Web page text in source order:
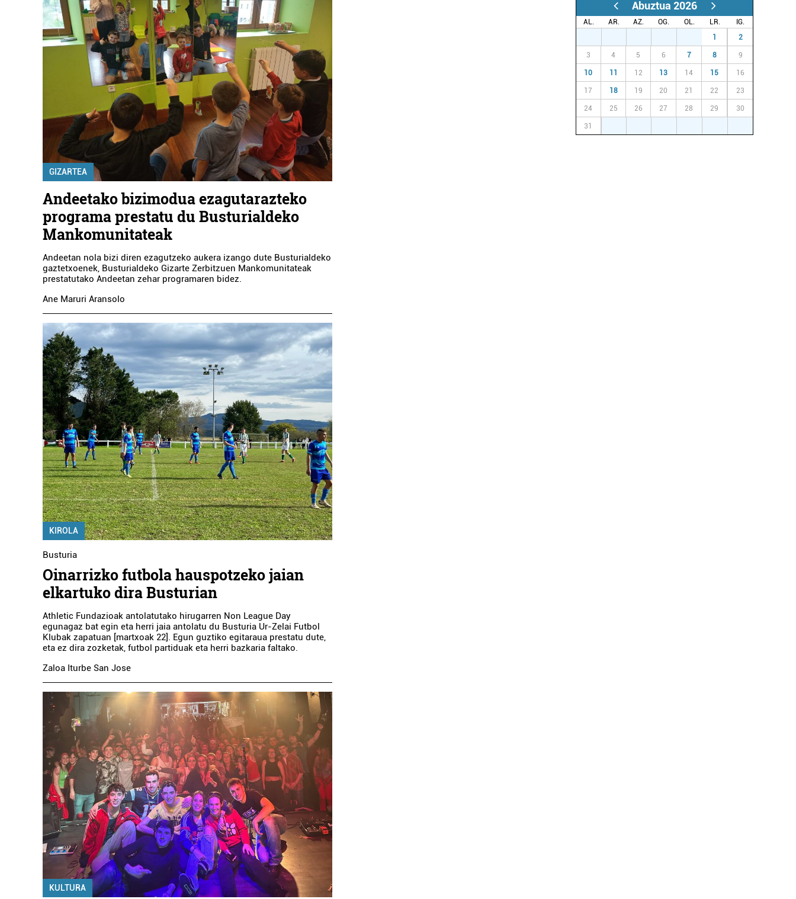
GIZARTEA
Andeetako bizimodua ezagutarazteko
programa prestatu du Busturialdeko
Mankomunitateak
Andeetan nola bizi diren ezagutzeko aukera izango dute Busturialdeko
gaztetxoenek, Busturialdeko Gizarte Zerbitzuen Mankomunitateak
prestatutako Andeetan zehar programaren bidez.
Ane Maruri Aransolo
KIROLA
Busturia
Oinarrizko futbola hauspotzeko jaian
elkartuko dira Busturian
Athletic Fundazioak antolatutako hirugarren Non League Day
egunagaz bat egin eta herri jaia antolatu du Busturia Ur-Zelai Futbol
Klubak zapatuan [martxoak 22]. Egun guztiko egitaraua prestatu dute,
eta ez dira zozketak, futbol partiduak eta herri bazkaria faltako.
Zaloa Iturbe San Jose
KULTURA
Abuztua 2026
AL. AR. AZ. OG. OL. LR.
IG.
1 2
3 4 5 6 7 8 9
10 11 12 13 14 15 16
17 18 19 20 21 22 23
24 25 26 27 28 29 30
31